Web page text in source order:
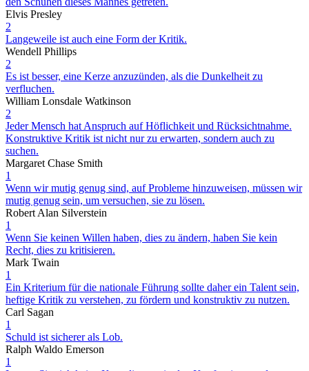
Elvis Presley
2
Langeweile ist auch eine Form der Kritik.
Wendell Phillips
2
Es ist besser, eine Kerze anzuzünden, als die Dunkelheit zu
verfluchen.
William Lonsdale Watkinson
2
Jeder Mensch hat Anspruch auf Höflichkeit und Rücksichtnahme.
Konstruktive Kritik ist nicht nur zu erwarten, sondern auch zu
suchen.
Margaret Chase Smith
1
Wenn wir mutig genug sind, auf Probleme hinzuweisen, müssen wir
mutig genug sein, um versuchen, sie zu lösen.
Robert Alan Silverstein
1
Wenn Sie keinen Willen haben, dies zu ändern, haben Sie kein
Recht, dies zu kritisieren.
Mark Twain
1
Ein Kriterium für die nationale Führung sollte daher ein Talent sein,
heftige Kritik zu verstehen, zu fördern und konstruktiv zu nutzen.
Carl Sagan
1
Schuld ist sicherer als Lob.
Ralph Waldo Emerson
1